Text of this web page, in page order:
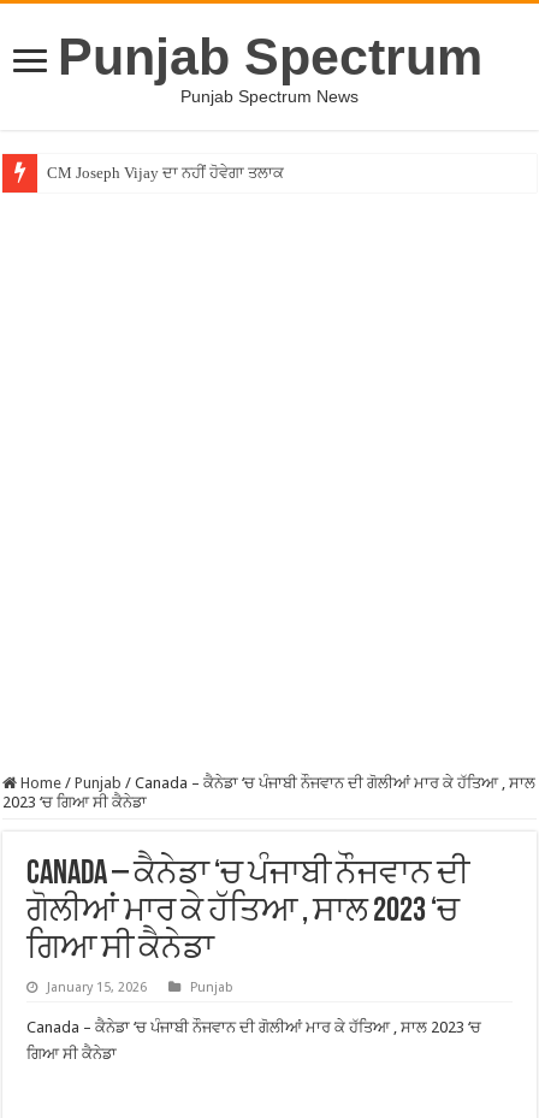
Punjab Spectrum
Punjab Spectrum News
CM Joseph Vijay ਦਾ ਨਹੀਂ ਹੋਵੇਗਾ ਤਲਾਕ
Home / Punjab / Canada – ਕੈਨੇਡਾ ‘ਚ ਪੰਜਾਬੀ ਨੌਜਵਾਨ ਦੀ ਗੋਲੀਆਂ ਮਾਰ ਕੇ ਹੱਤਿਆ , ਸਾਲ
2023 ‘ਚ ਗਿਆ ਸੀ ਕੈਨੇਡਾ
Canada – ਕੈਨੇਡਾ ‘ਚ ਪੰਜਾਬੀ ਨੌਜਵਾਨ ਦੀ
ਗੋਲੀਆਂ ਮਾਰ ਕੇ ਹੱਤਿਆ , ਸਾਲ 2023 ‘ਚ
ਗਿਆ ਸੀ ਕੈਨੇਡਾ
January 15, 2026 Punjab
Canada – ਕੈਨੇਡਾ ‘ਚ ਪੰਜਾਬੀ ਨੌਜਵਾਨ ਦੀ ਗੋਲੀਆਂ ਮਾਰ ਕੇ ਹੱਤਿਆ , ਸਾਲ 2023 ‘ਚ
ਗਿਆ ਸੀ ਕੈਨੇਡਾ